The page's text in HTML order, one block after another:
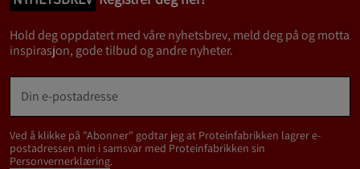
Hold deg oppdatert med våre nyhetsbrev, meld deg på og motta
inspirasjon, gode tilbud og andre nyheter.
Ved å klikke på "Abonner" godtar jeg at Proteinfabrikken lagrer e-
postadressen min i samsvar med Proteinfabrikken sin
Personvernerklæring.